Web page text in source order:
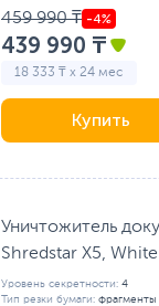
459 990 ₸
439 990 ₸
18 333 ₸ x 24 мес
Купить
Уничтожитель
Shredstar X5, White
Уровень секретности: 4
Тип резки бумаги: